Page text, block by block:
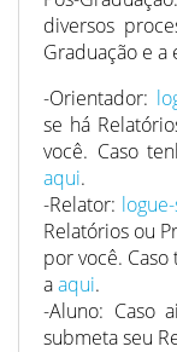
diversos
Graduação e
-Orientador:
se há
você. Caso
aqui.
-Relator:
Relatórios ou
por você.
aaqui.
-Aluno: Caso
submeta seu